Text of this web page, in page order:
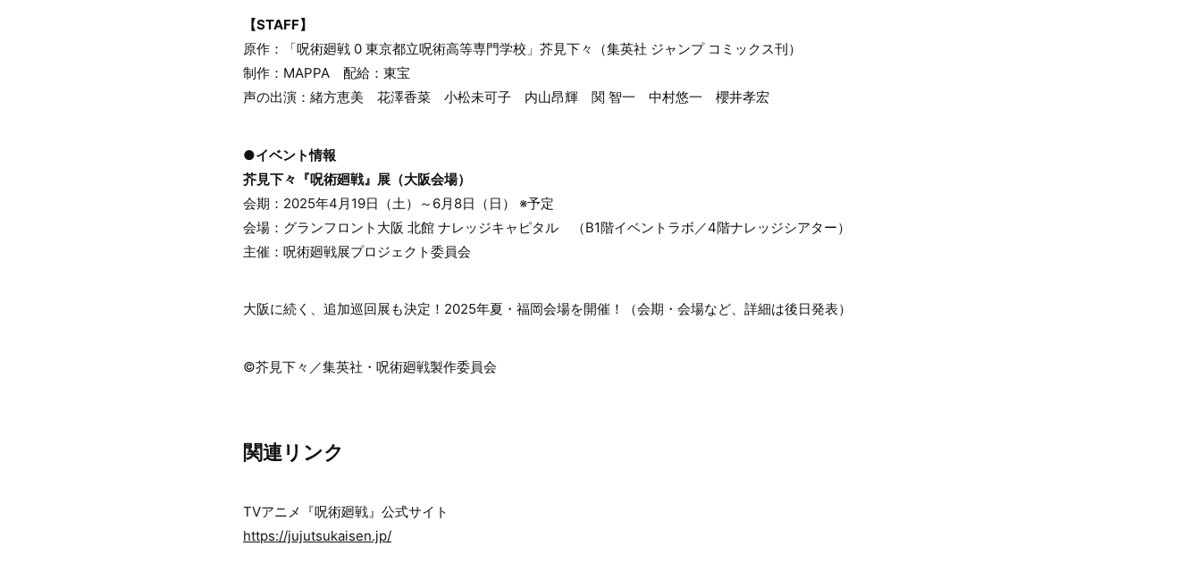
【STAFF】
原作：「呪術廻戦 0 東京都立呪術高等専門学校」芥見下々（集英社 ジャンプ コミックス刊）
制作：MAPPA 配給：東宝
声の出演：緒方恵美 花澤香菜 小松未可子 内山昂輝 関 智一 中村悠一 櫻井孝宏
●イベント情報
芥見下々『呪術廻戦』展（大阪会場）
会期：2025年4月19日（土）～6月8日（日） ※予定
会場：グランフロント大阪 北館 ナレッジキャピタル （B1階イベントラボ／4階ナレッジシアター）
主催：呪術廻戦展プロジェクト委員会
大阪に続く、追加巡回展も決定！2025年夏・福岡会場を開催！（会期・会場など、詳細は後日発表）
©芥見下々／集英社・呪術廻戦製作委員会
関連リンク
TVアニメ『呪術廻戦』公式サイト
https://jujutsukaisen.jp/